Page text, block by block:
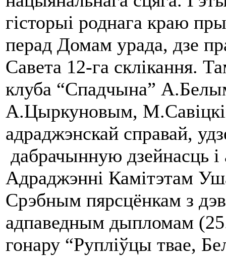
гісторыі роднага краю
перад Домам урада, дзе
Савета 12-га склікання.
клуба “Спадчына”
А.Цыркуновым,
адраджэнскай справай,
дабрачынную дзейнасць
Адраджэнні Камітэтам
Срэбным пярсцёнкам з
адпаведным дыпломам
гонару “Рупліўцы твае,